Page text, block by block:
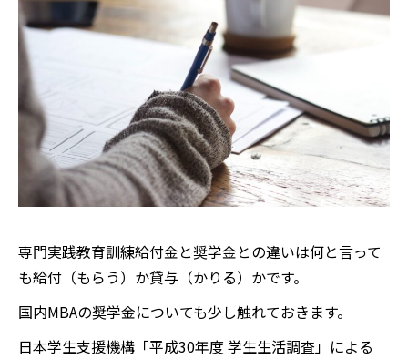
専門実践教育訓練給付金と奨学金との違いは何と言って
も給付（もらう）か貸与（かりる）かです。
国内MBAの奨学金についても少し触れておきます。
日本学生支援機構「平成30年度 学生生活調査」による